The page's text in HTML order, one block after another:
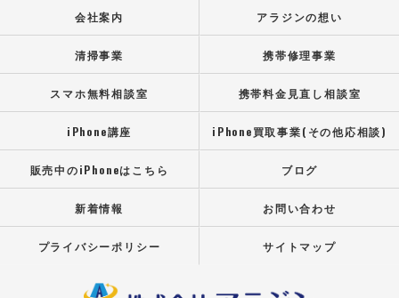
会社案内 アラジンの想い
清掃事業 携帯修理事業
スマホ無料相談室 携帯料金見直し相談室
iPhone講座 iPhone買取事業(その他応相談)
販売中のiPhoneはこちら ブログ
新着情報 お問い合わせ
プライバシーポリシー サイトマップ